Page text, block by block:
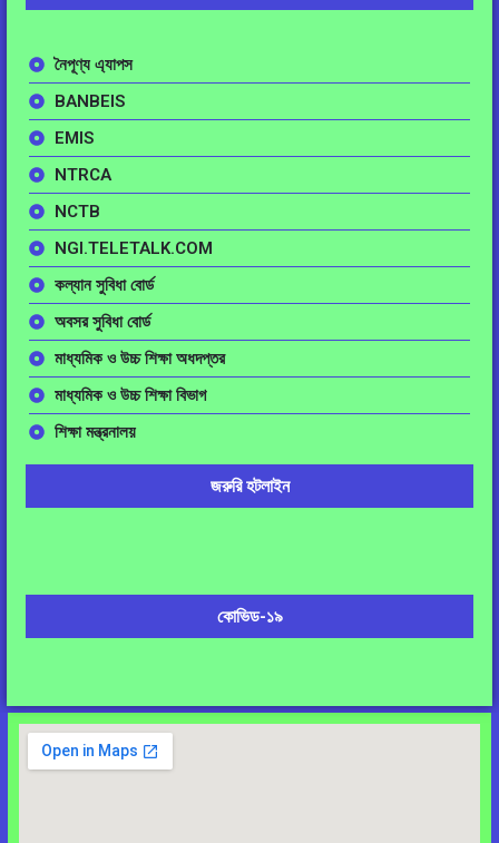
নৈপূণ্য এ্যাপস
BANBEIS
EMIS
NTRCA
NCTB
NGI.TELETALK.COM
কল্যান সুবিধা বোর্ড
অবসর সুবিধা বোর্ড
মাধ্যমিক ও উচ্চ শিক্ষা অধদপ্তর
মাধ্যমিক ও উচ্চ শিক্ষা বিভাগ
শিক্ষা মন্ত্রনালয়
জরুরি হটলাইন
কোভিড-১৯